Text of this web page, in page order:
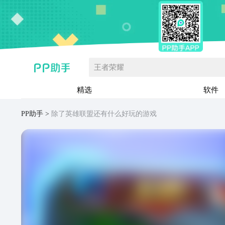
王者荣耀
精选 软件
PP助手 除了英雄联盟还有什么好玩的游戏